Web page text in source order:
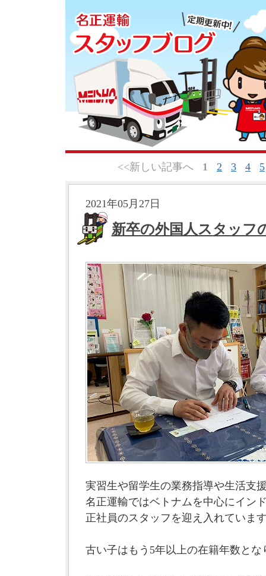
<<新しい記事へ 1 2 3 4 5
2021年05月27日
新卒の外国人スタッフ
実習生や留学生の業務指導や生活支
名正運輸ではベトナムを中心にイン
正社員のスタッフを迎え入れていま
古い子はもう5年以上の在籍年数とな